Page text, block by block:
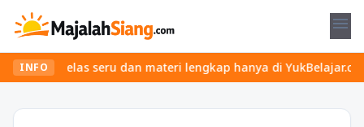
menu
INFO
kelas seru dan materi lengkap hanya di YukBelajar.com.